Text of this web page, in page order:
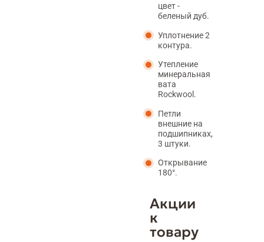
цвет -
беленый дуб.
Уплотнение 2
контура.
Утепление
минеральная
вата
Rockwool.
Петли
внешние на
подшипниках,
3 штуки.
Открывание
180°.
Акции
к
товару